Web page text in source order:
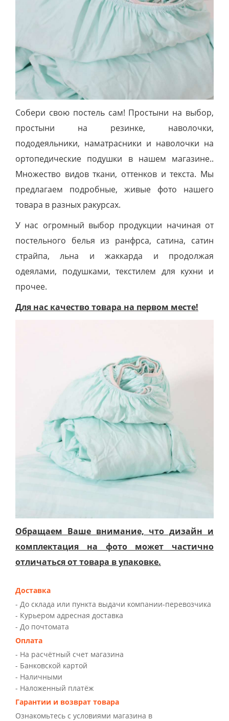
Собери свою постель сам! Простыни на выбор,
простыни на резинке, наволочки,
пододеяльники, наматрасники и наволочки на
ортопедические подушки в нашем магазине..
Множество видов ткани, оттенков и текста. Мы
предлагаем подробные, живые фото нашего
товара в разных ракурсах.
У нас огромный выбор продукции начиная от
постельного белья из ранфрса, сатина, сатин
страйпа, льна и жаккарда и продолжая
одеялами, подушками, текстилем для кухни и
прочее.
Для нас качество товара на первом месте!
Обращаем Ваше внимание, что дизайн и
комплектация на фото может частично
отличаться от товара в упаковке.
Доставка
- До склада или пункта выдачи компании-перевозчика
- Курьером адресная доставка
- До почтомата
Оплата
- На расчётный счет магазина
- Банковской картой
- Наличными
- Наложенный платёж
Гарантии и возврат товара
Ознакомьтесь с условиями магазина в